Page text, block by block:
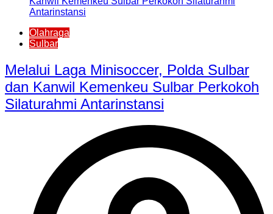
Olahraga
Sulbar
Melalui Laga Minisoccer, Polda Sulbar
dan Kanwil Kemenkeu Sulbar Perkokoh
Silaturahmi Antarinstansi